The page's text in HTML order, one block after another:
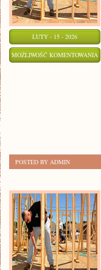
LUTY - 15 - 2026
MOŻLIWOŚĆ KOMENTOWANIA
POSTED BY ADMIN